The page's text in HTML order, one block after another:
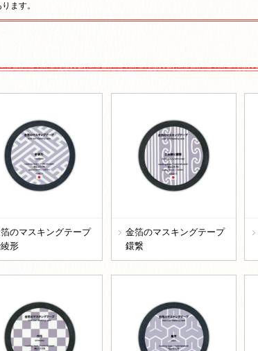
ます。
のマスキングテープ
形
金箔のマスキングテープ
鐶繋